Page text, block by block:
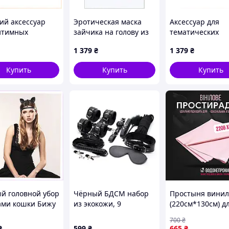
впечатлит даже тех, кто практикует такие
своего партнера;
удобным способом;
с партнером;
аксессуар
Купить
Эротическая маска
зайчика на голову из
2T7288C4P2
1 379 ₴
Купить
Аксессуар для
тематических
зайца черная,
27E28E842X
1 379 ₴
Купить
головной убор
кошки Бижу
Чёрный БДСМ набор
из экокожи, 9
Простыня
(220см*130см)
700₴